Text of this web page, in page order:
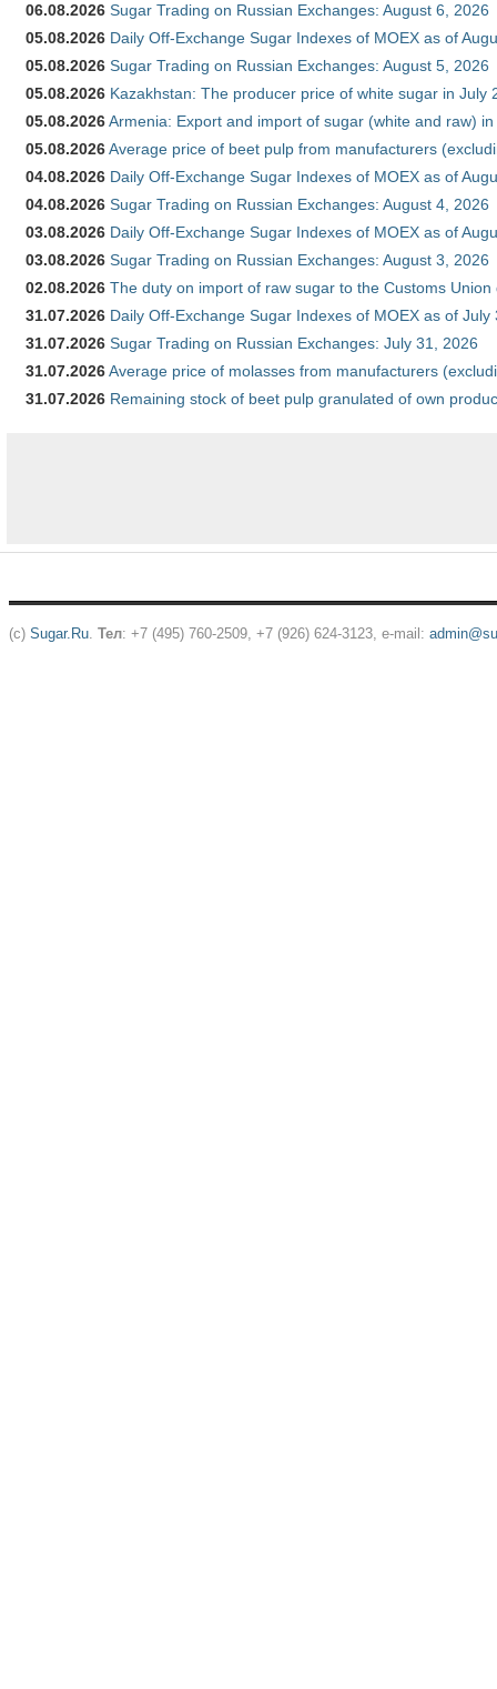
06.08.2026 Sugar Trading on Russian Exchanges: August 6, 2026
05.08.2026 Daily Off-Exchange Sugar Indexes of MOEX as of
05.08.2026 Sugar Trading on Russian Exchanges: August 5, 2026
05.08.2026 Kazakhstan: The producer price of white sugar in July
05.08.2026Armenia: Export and import of sugar (white and raw)
05.08.2026Average price of beet pulp from manufacturers
04.08.2026 Daily Off-Exchange Sugar Indexes of MOEX as of
04.08.2026 Sugar Trading on Russian Exchanges: August 4, 2026
03.08.2026 Daily Off-Exchange Sugar Indexes of MOEX as of
03.08.2026 Sugar Trading on Russian Exchanges: August 3, 2026
02.08.2026 The duty on import of raw sugar to the Customs
31.07.2026 Daily Off-Exchange Sugar Indexes of MOEX as of July
31.07.2026 Sugar Trading on Russian Exchanges: July 31, 2026
31.07.2026Average price of molasses from manufacturers
31.07.2026 Remaining stock of beet pulp granulated of own
(c) Sugar.Ru. Тел: +7 (495) 760-2509, +7 (926) 624-3123, e-mail: